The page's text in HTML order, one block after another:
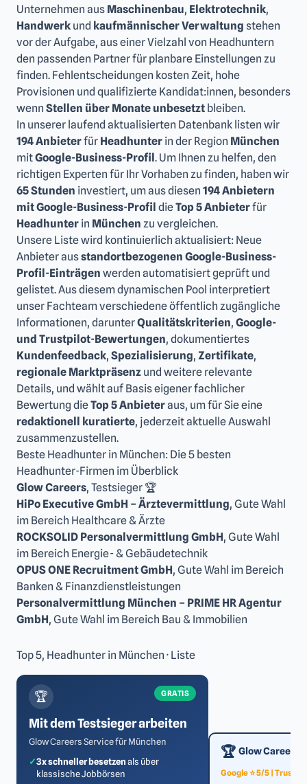
Unternehmen aus Maschinenbau, Elektrotechnik,
Handwerk und kaufmännischer Verwaltung stehen
vor der Aufgabe, aus einer Vielzahl von Headhuntern
den passenden Partner für planbare Einstellungen zu
finden. Fehlentscheidungen kosten Zeit, hohe
Provisionen und qualifizierte Kandidat:innen, besonders
wenn Stellen über Monate unbesetzt bleiben.
In unserer laufend aktualisierten Datenbank listen wir
194 Anbieterfür Headhunter in der Region München
mitGoogle-Business-Profil. Um Ihnen zu helfen, den
richtigen Experten für Ihr Vorhaben zu finden, haben wir
65 Stunden investiert, um aus diesen 194 Anbietern
mit Google-Business-Profil dieTop 5 Anbieterfür
Headhunter in München zu vergleichen.
Unsere Liste wird kontinuierlich aktualisiert: Neue
Anbieter ausstandortbezogenen Google-Business-
Profil-Einträgen werden automatisiert geprüft und
gelistet. Aus diesem dynamischen Pool interpretiert
unser Fachteam verschiedene öffentlich zugängliche
Informationen, darunterQualitätskriterien, Google-
und Trustpilot-Bewertungen, dokumentiertes
Kundenfeedback, Spezialisierung, Zertifikate,
regionale Marktpräsenz und weitere relevante
Details, und wählt auf Basis eigener fachlicher
Bewertung dieTop 5 Anbieteraus, um für Sie eine
redaktionell kuratierte, jederzeit aktuelle Auswahl
zusammenzustellen.
Beste Headhunter in München: Die 5 besten
Headhunter-Firmen im Überblick
Glow Careers, Testsieger ‎🏆
HiPo Executive GmbH – Ärztevermittlung, Gute Wahl
im Bereich Healthcare & Ärzte
ROCKSOLID Personalvermittlung GmbH, Gute Wahl
im Bereich Energie- & Gebäudetechnik
OPUS ONE Recruitment GmbH, Gute Wahl im Bereich
Banken & Finanzdienstleistungen
Personalvermittlung München – PRIME HR Agentur
GmbH, Gute Wahl im Bereich Bau & Immobilien
Top 5, Headhunter in München · Liste
‎🏆 GRATIS
Mit dem Testsieger arbeiten
Glow Careers Service für München
✓3x schneller besetzenals über
klassische Jobbörsen
‎🏆 Glow Careers
Google ‎⭐ 5/5 |